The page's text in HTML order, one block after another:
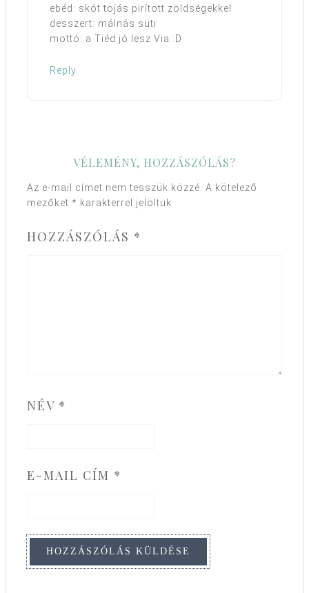
ebéd: skót tojás pirított zöldségekkel
desszert: málnás süti
mottó: a Tiéd jó lesz Via :D
Reply
VÉLEMÉNY, HOZZÁSZÓLÁS?
Az e-mail címet nem tesszük közzé. A kötelező
mezőket * karakterrel jelöltük
HOZZÁSZÓLÁS *
NÉV *
E-MAIL CÍM *